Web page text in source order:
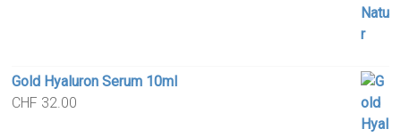
Gold Hyaluron Serum 10ml
CHF 32.00